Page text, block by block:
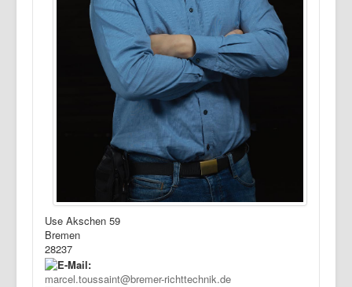
Use Akschen 59
Bremen
28237
marcel.toussaint@bremer-richttechnik.de